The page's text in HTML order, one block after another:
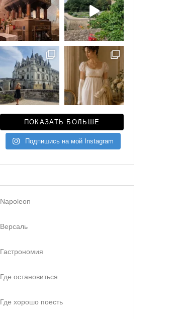
ПОКАЗАТЬ БОЛЬШЕ
Подпишись на мой Instagram
Napoleon
Версаль
Гастрономия
Где остановиться
Где хорошо поесть